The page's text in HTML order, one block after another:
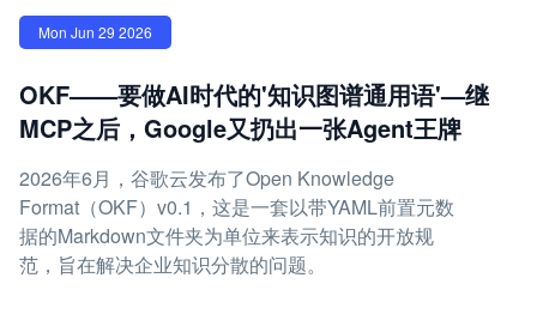
Mon Jun 29 2026
OKF——要做AI时代的'知识图谱通用语'—继
MCP之后，Google又扔出一张Agent王牌
2026年6月，谷歌云发布了Open Knowledge
Format（OKF）v0.1，这是一套以带YAML前置元数
据的Markdown文件夹为单位来表示知识的开放规
范，旨在解决企业知识分散的问题。